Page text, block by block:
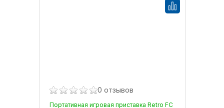
0 отзывов
Портативная игровая приставка Retro FC